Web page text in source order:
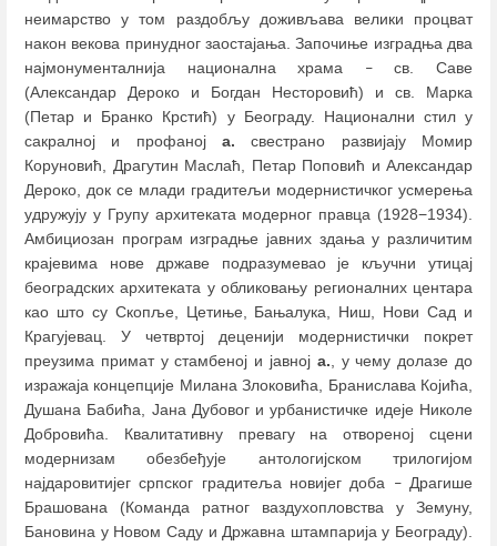
неимарство у том раздобљу доживљава велики процват
након векова принудног заостајања. Започиње изградња два
најмонументалнија национална храма
–св. Саве
(Александар Дероко и Богдан Несторовић) и св. Марка
(Петар и Бранко Крстић) у Београду. Национални стил у
сакралној и профаној а. свестрано развијају Момир
Коруновић, Драгутин Маслаћ, Петар Поповић и Александар
Дероко, док се млади градитељи модернистичког усмерења
удружују у Групу архитеката модерног правца (1928−1934).
Амбициозан програм изградње јавних здања у различитим
крајевима нове државе подразумевао је кључни утицај
београдских архитеката у обликовању регионалних центара
као што су Скопље, Цетиње, Бањалука, Ниш, Нови Сад и
Крагујевац. У четвртој деценији модернистички покрет
преузима примат у стамбеној и јавној а., у чему долазе до
изражаја концепције Милана Злоковића, Бранислава Којића,
Душана Бабића, Јана Дубовог и урбанистичке идеје Николе
Добровића. Квалитативну превагу на отвореној сцени
модернизам обезбеђује антологијском трилогијом
најдаровитијег српског градитеља новијег доба –Драгише
Брашована (Команда ратног ваздухопловства у Земуну,
Бановина у Новом Саду и Државна штампарија у Београду).